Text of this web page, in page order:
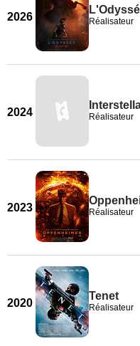
2026 Réalisateur
2024 Réalisateur
2023 Réalisateur
2020
Tenet
Réalisateur